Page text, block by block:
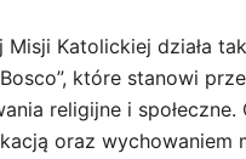
Misji Katolickiej działa
które stanowi
religijne i
oraz wychowaniem